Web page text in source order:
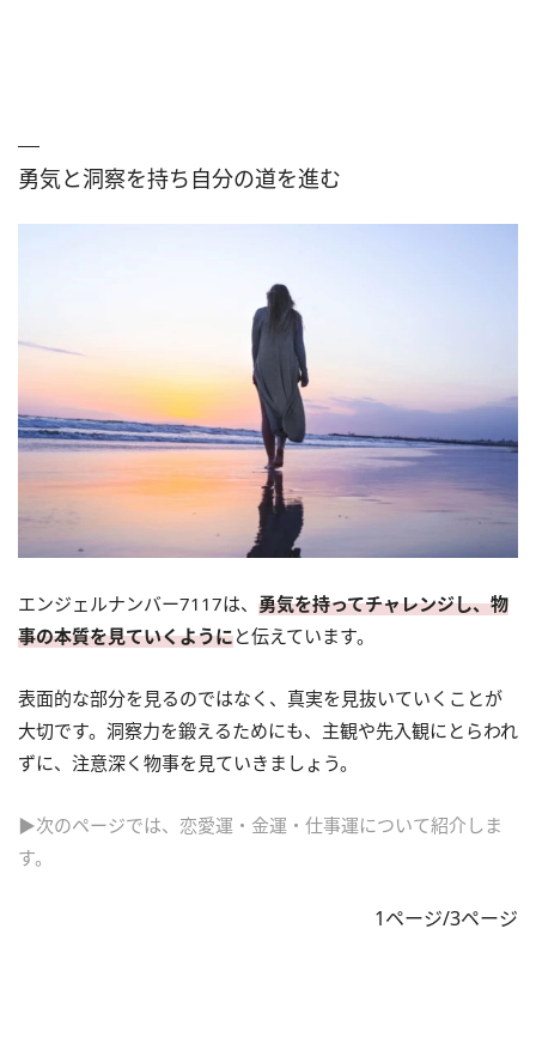
勇気と洞察を持ち自分の道を進む
エンジェルナンバー7117は、 勇気を持ってチャレンジし、物
事の本質を見ていくようにと伝えています。
表面的な部分を見るのではなく、真実を見抜いていくことが
大切です。洞察力を鍛えるためにも、主観や先入観にとらわれ
ずに、注意深く物事を見ていきましょう。
▶次のページでは、恋愛運・金運・仕事運について紹介しま
す。
1ページ/3ページ